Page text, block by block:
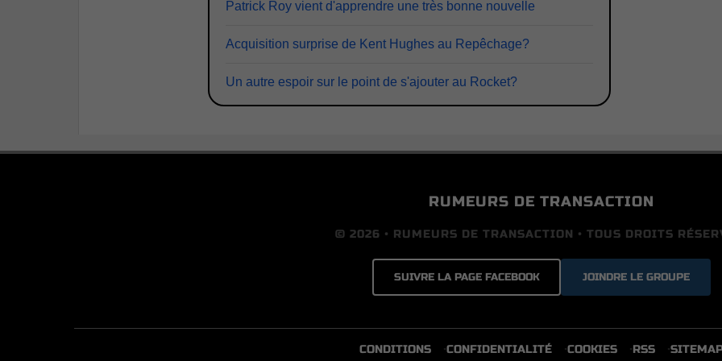
Patrick Roy vient d'apprendre une très bonne nouvelle
Acquisition surprise de Kent Hughes au Repêchage?
Un autre espoir sur le point de s'ajouter au Rocket?
RUMEURS DE TRANSACTION
© 2026 • RUMEURS DE TRANSACTION • TOUS DROITS
SUIVRE LA PAGE FACEBOOK JOINDRE LE GROUPE
CONDITIONS CONFIDENTIALITÉ COOKIES RSS